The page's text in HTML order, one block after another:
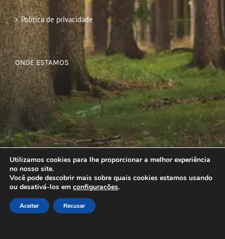
Política de privacidade
ONDE ESTAMOS
Utilizamos cookies para lhe proporcionar a melhor experiência
no nosso site.
Você pode descobrir mais sobre quais cookies estamos usando
ou desativá-los em configurações.
Aceitar Recusar